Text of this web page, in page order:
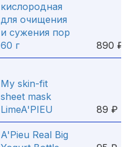
кислородная
для очищения
и сужения пор
60 г
890 ₽
My skin-fit
sheet mask
LimeA'PIEU
89 ₽
A'Pieu Real Big